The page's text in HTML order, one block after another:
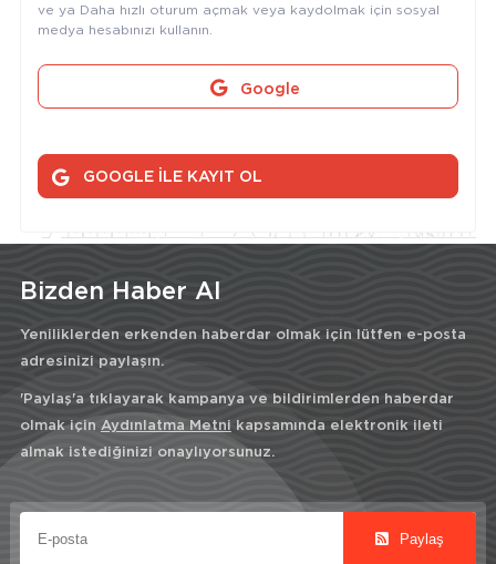
ve ya Daha hızlı oturum açmak veya kaydolmak için sosyal
medya hesabınızı kullanın.
Google
GOOGLE İLE KAYIT OL
Bizden Haber Al
Yeniliklerden erkenden haberdar olmak için lütfen e-posta
adresinizi paylaşın.
'Paylaş'a tıklayarak kampanya ve bildirimlerden haberdar
olmak için Aydınlatma Metni kapsamında elektronik ileti
almak istediğinizi onaylıyorsunuz.
Paylaş